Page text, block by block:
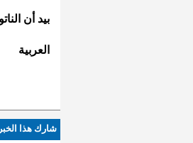
بيد أن
العربية
شارك هذا